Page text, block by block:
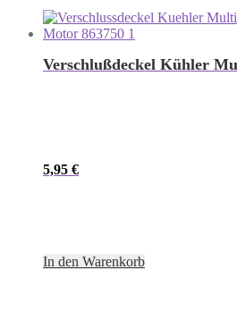
Verschlußdeckel Kühler
5,95 €
In den Warenkorb